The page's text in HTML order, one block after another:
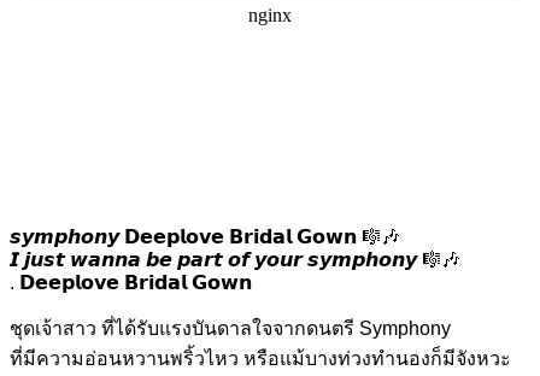
𝙨𝙮𝙢𝙥𝙝𝙤𝙣𝙮 𝗗𝗲𝗲𝗽𝗹𝗼𝘃𝗲 𝗕𝗿𝗶𝗱𝗮𝗹 𝗚𝗼𝘄𝗻 🎼🎶
𝙄 𝙟𝙪𝙨𝙩 𝙬𝙖𝙣𝙣𝙖 𝙗𝙚 𝙥𝙖𝙧𝙩 𝙤𝙛 𝙮𝙤𝙪𝙧 𝙨𝙮𝙢𝙥𝙝𝙤𝙣𝙮 🎼🎶
. 𝗗𝗲𝗲𝗽𝗹𝗼𝘃𝗲 𝗕𝗿𝗶𝗱𝗮𝗹 𝗚𝗼𝘄𝗻
ชุดเจ้าสาว ที่ได้รับแรงบันดาลใจจากดนตรี Symphony
ที่มีความอ่อนหวานพริ้วไหว หรือแม้บางท่วงทำนองก็มีจังหวะ